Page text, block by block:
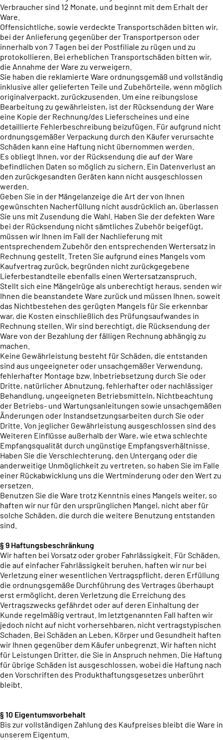
Verbraucher sind 12 Monate, und beginnt mit dem Erhalt der
Ware.
Offensichtliche, sowie verdeckte Transportschäden bitten wir,
bei der Anlieferung gegenüber der Transportperson oder
innerhalb von 7 Tagen bei der Postfiliale zu rügen und zu
protokollieren. Bei erheblichen Transportschäden bitten wir,
die Annahme der Ware zu verweigern.
Sie haben die reklamierte Ware ordnungsgemäß und vollständig
inklusive aller gelieferten Teile und Zubehörteile, wenn möglich
originalverpackt, zurückzusenden. Um eine reibungslose
Bearbeitung zu gewährleisten, ist der Rücksendung der Ware
eine Kopie der Rechnung/des Lieferscheines und eine
detaillierte Fehlerbeschreibung beizufügen. Für aufgrund nicht
ordnungsgemäßer Verpackung durch den Käufer verursachte
Schäden kann eine Haftung nicht übernommen werden.
Es obliegt Ihnen, vor der Rücksendung die auf der Ware
befindlichen Daten so möglich zu sichern. Ein Datenverlust an
den zurückgesandten Geräten kann nicht ausgeschlossen
werden.
Geben Sie in der Mängelanzeige die Art der von Ihnen
gewünschten Nacherfüllung nicht ausdrücklich an, überlassen
Sie uns mit Zusendung die Wahl. Haben Sie der defekten Ware
bei der Rücksendung nicht sämtliches Zubehör beigefügt,
müssen wir Ihnen im Fall der Nachlieferung mit
entsprechendem Zubehör den entsprechenden Wertersatz in
Rechnung gestellt. Treten Sie aufgrund eines Mangels vom
Kaufvertrag zurück, begründen nicht zurückgegebene
Lieferbestandteile ebenfalls einen Wertersatzanspruch.
Stellt sich eine Mängelrüge als unberechtigt heraus, senden wir
Ihnen die beanstandete Ware zurück und müssen Ihnen, soweit
das Nichtbestehen des gerügten Mangels für Sie erkennbar
war, die Kosten einschließlich des Prüfungsaufwandes in
Rechnung stellen. Wir sind berechtigt, die Rücksendung der
Ware von der Bezahlung der fälligen Rechnung abhängig zu
machen.
Keine Gewährleistung besteht für Schäden, die entstanden
sind aus ungeeigneter oder unsachgemäßer Verwendung,
fehlerhafter Montage bzw. Inbetriebsetzung durch Sie oder
Dritte, natürlicher Abnutzung, fehlerhafter oder nachlässiger
Behandlung, ungeeigneten Betriebsmitteln, Nichtbeachtung
der Betriebs- und Wartungsanleitungen sowie unsachgemäßen
Änderungen oder Instandsetzungsarbeiten durch Sie oder
Dritte. Von jeglicher Gewährleistung ausgeschlossen sind des
Weiteren Einflüsse außerhalb der Ware, wie etwa schlechte
Empfangsqualität durch ungünstige Empfangsverhältnisse.
Haben Sie die Verschlechterung, den Untergang oder die
anderweitige Unmöglichkeit zu vertreten, so haben Sie im Falle
einer Rückabwicklung uns die Wertminderung oder den Wert zu
ersetzen.
Benutzen Sie die Ware trotz Kenntnis eines Mangels weiter, so
haften wir nur für den ursprünglichen Mangel, nicht aber für
solche Schäden, die durch die weitere Benutzung entstanden
sind.
§ 9 Haftungsbeschränkung
Wir haften bei Vorsatz oder grober Fahrlässigkeit. Für Schäden,
die auf einfacher Fahrlässigkeit beruhen, haften wir nur bei
Verletzung einer wesentlichen Vertragspflicht, deren Erfüllung
die ordnungsgemäße Durchführung des Vertrages überhaupt
erst ermöglicht, deren Verletzung die Erreichung des
Vertragszwecks gefährdet oder auf deren Einhaltung der
Kunde regelmäßig vertraut. Im letztgenannten Fall haften wir
jedoch nicht auf nicht vorhersehbaren, nicht vertragstypischen
Schaden. Bei Schäden an Leben, Körper und Gesundheit haften
wir Ihnen gegenüber dem Käufer unbegrenzt. Wir haften nicht
für Leistungen Dritter, die Sie in Anspruch nehmen. Die Haftung
für übrige Schäden ist ausgeschlossen, wobei die Haftung nach
den Vorschriften des Produkthaftungsgesetzes unberührt
bleibt.
§ 10 Eigentumsvorbehalt
Bis zur vollständigen Zahlung des Kaufpreises bleibt die Ware in
unserem Eigentum.